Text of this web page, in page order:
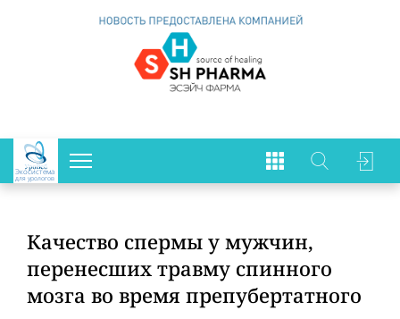
Экосистема
для урологов
Качество спермы у мужчин,
перенесших травму спинного
мозга во время препубертатного